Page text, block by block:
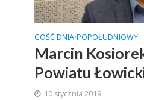
GOŚĆ DNIA•POPOŁUDNIOWY
Marcin
Powiatu
10 stycznia 2019